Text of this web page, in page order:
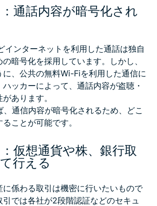
通話内容が暗号化され
インターネットを利用した通話は独自
暗号化を採用しています。しかし、
に、公共の無料Wi-Fiを利用した通信に
ッカーによって、通話内容が盗聴・
あります。
通信内容が暗号化されるため、どこ
ことが可能です。
仮想通貨や株、銀行取
行える
に係わる取引は機密に行いたいもので
では各社が2段階認証などのセキュ